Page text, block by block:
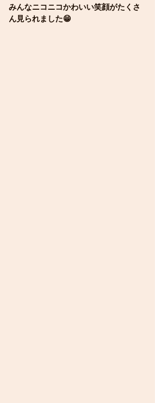
みんなニコニコかわいい笑顔がたくさ
ん見られました😁